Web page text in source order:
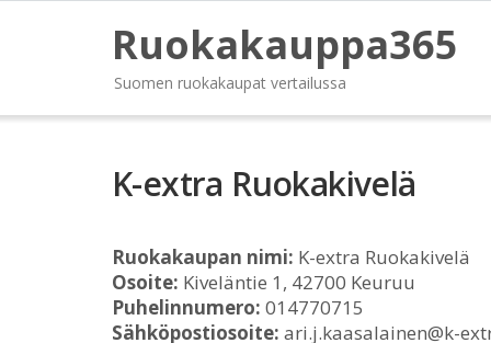
Ruokakauppa365
Suomen ruokakaupat vertailussa
K-extra Ruokakivelä
Ruokakaupan nimi: K-extra Ruokakivelä
Osoite: Kiveläntie 1, 42700 Keuruu
Puhelinnumero: 014770715
Sähköpostiosoite: ari.j.kaasalainen@k-